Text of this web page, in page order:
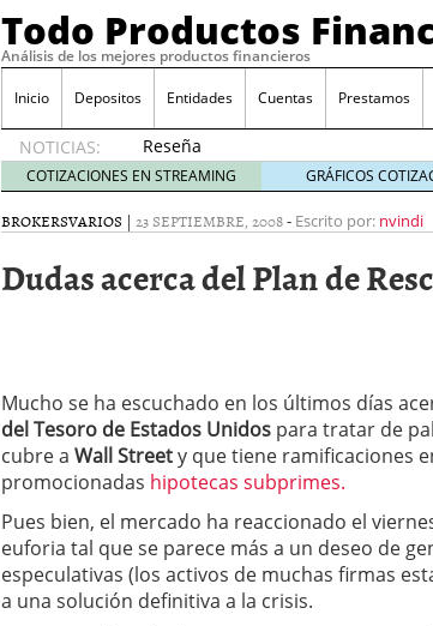
Todo Productos
Análisis de los mejores productos financieros
Inicio Depositos Entidades Cuentas Prestamos
NOTICIAS:
Reseña
de SIFX:
Lo Que
Deben
Traders
Ford y GM consiguen licencia
financieros ligados al sector
¿Por qué el ahorro precautorio sigue
Los bancos tradicionales reaccionan:
Depósitos al 4 % siguen vigentes en
condiciones pedir? 09/01/2026
COTIZACIONES EN STREAMING GRÁFICOS
BROKERSVARIOS | 23 SEPTIEMBRE, 2008- Escrito por: nvindi
Dudas acerca del Plan de
Mucho se ha escuchado en los últimos días
del Tesoro de Estados Unidos para tratar de
cubre a Wall Streety que tiene ramificaciones
promocionadas hipotecas subprimes.
Pues bien, el mercado ha reaccionado el
euforia tal que se parece más a un deseo de
especulativas (los activos de muchas firmas
a una solución definitiva a la crisis.